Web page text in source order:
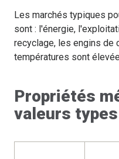
Les marchés typiques
sont : l'énergie,
recyclage, les engins de
températures sont
Propriétés
valeurs types